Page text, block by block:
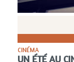
CINÉMA
UN ÉTÉ AU